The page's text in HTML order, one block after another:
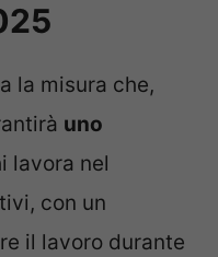
la misura che,
uno
lavora nel
con un
il lavoro durante